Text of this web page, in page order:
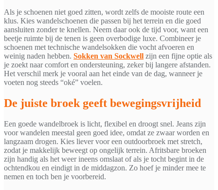
Als je schoenen niet goed zitten, wordt zelfs de mooiste route een
klus. Kies wandelschoenen die passen bij het terrein en die goed
aansluiten zonder te knellen. Neem daar ook de tijd voor, want een
beetje ruimte bij de tenen is geen overbodige luxe. Combineer je
schoenen met technische wandelsokken die vocht afvoeren en
weinig naden hebben. Sokken van Sockwell zijn een fijne optie als
je zoekt naar comfort en ondersteuning, zeker bij langere afstanden.
Het verschil merk je vooral aan het einde van de dag, wanneer je
voeten nog steeds “oké” voelen.
De juiste broek geeft bewegingsvrijheid
Een goede wandelbroek is licht, flexibel en droogt snel. Jeans zijn
voor wandelen meestal geen goed idee, omdat ze zwaar worden en
langzaam drogen. Kies liever voor een outdoorbroek met stretch,
zodat je makkelijk beweegt op ongelijk terrein. Afritsbare broeken
zijn handig als het weer ineens omslaat of als je tocht begint in de
ochtendkou en eindigt in de middagzon. Zo hoef je minder mee te
nemen en toch ben je voorbereid.